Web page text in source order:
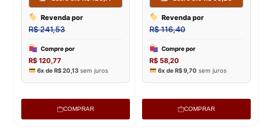
COMPRAR COMPRAR